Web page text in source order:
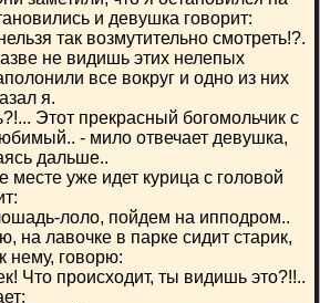
и девушка говорит:
так возмутительно смотреть!?.
не видишь этих нелепых
все вокруг и одно из них
я.
Этот прекрасный богомольчик с
- мило отвечает девушка,
дальше..
месте уже идет курица с головой
лоло, пойдем на ипподром..
на лавочке в парке сидит старик,
нему, говорю:
Что происходит, ты видишь это?!!..